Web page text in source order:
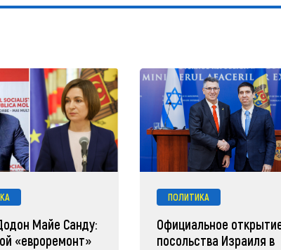
Майе Санду:
«евроремонт»
ПОЛИТИКА
Официальное
посольства Израиля в